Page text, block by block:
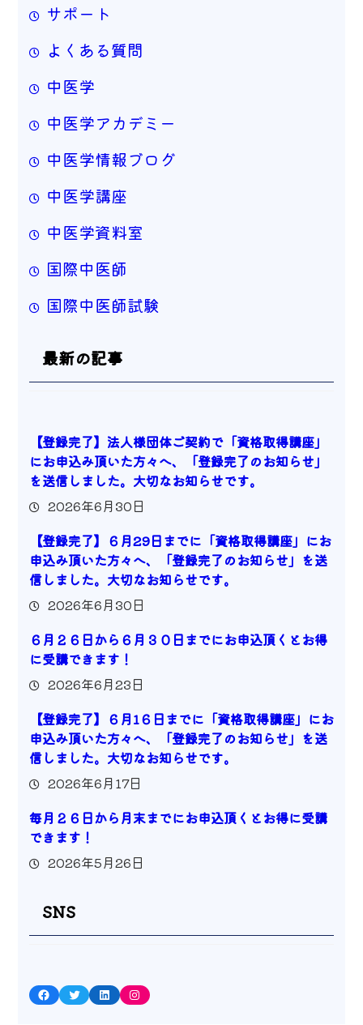
サポート
よくある質問
中医学
中医学アカデミー
中医学情報ブログ
中医学講座
中医学資料室
国際中医師
国際中医師試験
最新の記事
【登録完了】法人様団体ご契約で「資格取得講座」
にお申込み頂いた方々へ、「登録完了のお知らせ」
を送信しました。大切なお知らせです。
2026年6月30日
【登録完了】６月29日までに「資格取得講座」にお
申込み頂いた方々へ、「登録完了のお知らせ」を送
信しました。大切なお知らせです。
2026年6月30日
６月２６日から６月３０日までにお申込頂くとお得
に受講できます！
2026年6月23日
【登録完了】６月1６日までに「資格取得講座」にお
申込み頂いた方々へ、「登録完了のお知らせ」を送
信しました。大切なお知らせです。
2026年6月17日
毎月２６日から月末までにお申込頂くとお得に受講
できます！
2026年5月26日
SNS
Facebook Twitter LinkedIn Instagram